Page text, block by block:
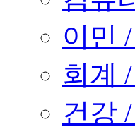
이민
회계
건강